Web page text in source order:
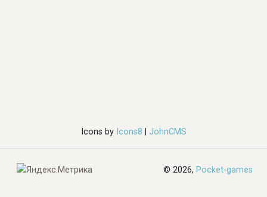
Icons byIcons8 JohnCMS
© 2026, Pocket-games